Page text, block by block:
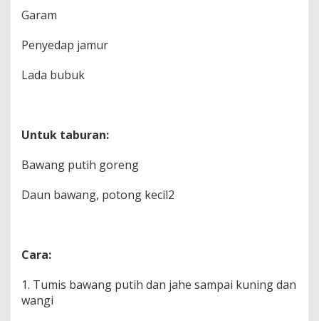
Garam
Penyedap jamur
Lada bubuk
Untuk taburan:
Bawang putih goreng
Daun bawang, potong kecil2
Cara:
1. Tumis bawang putih dan jahe sampai kuning dan
wangi